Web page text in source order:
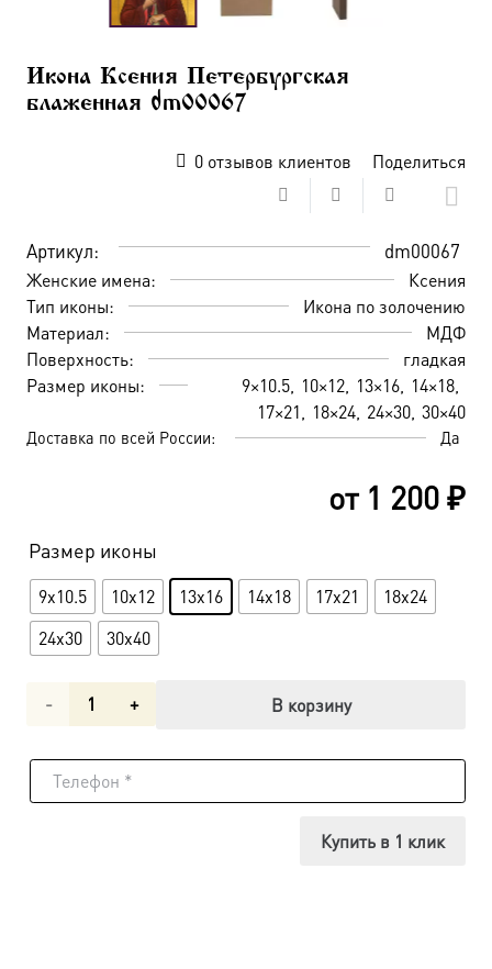
Икона Ксения Петербургская
блаженная dm00067
0отзывов клиентов Поделиться
Артикул: dm00067
Женские имена:
Ксения
Тип иконы:
Икона по золочению
Материал:
МДФ
Поверхность:
гладкая
Размер иконы:
9×10.5 10×12 13×16 14×18
17×21
18×24 24×30 30×40
Доставка по всей России: Да
от 1 200₽
Размер иконы
9x10.5 10x12 13x16 14x18 17x21
18x24
24x30
30x40
Количество
Икона
В корзину
Купить в 1 клик